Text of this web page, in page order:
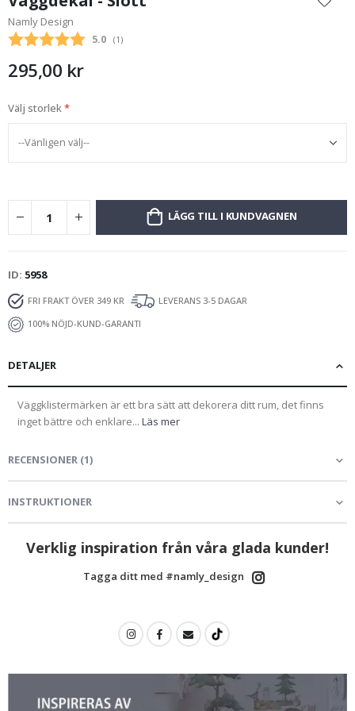
början
av
bildgalleriet
Namly Design
Snittbetyg:
5.0 (röster:
1 )
295,00 kr
Välj storlek
LÄGG TILL I KUNDVAGNEN
ID 5958
FRI FRAKT ÖVER 349 KR
LEVERANS 3-5 DAGAR
100% NÖJD-KUND-GARANTI
DETALJER
Väggklistermärken är ett bra sätt att dekorera ditt rum, det finns
inget bättre och enklare... Läs mer
RECENSIONER (1)
INSTRUKTIONER
Verklig inspiration från våra glada kunder!
Tagga ditt med #namly_design